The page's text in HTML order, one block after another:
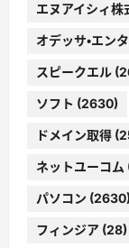
エヌアイシィ株
オデッサ・エン
スピークエル
ソフト (2630)
ドメイン取得
ネットユーコム
パソコン (2630)
フィンジア (28)